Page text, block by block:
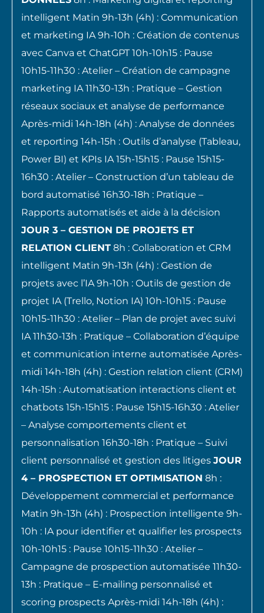
intelligent Matin 9h-13h (4h) : Communication
et marketing IA 9h-10h : Création de contenus
avec Canva et ChatGPT 10h-10h15 : Pause
10h15-11h30 : Atelier – Création de campagne
marketing IA 11h30-13h : Pratique – Gestion
réseaux sociaux et analyse de performance
Après-midi 14h-18h (4h) : Analyse de données
et reporting 14h-15h : Outils d’analyse (Tableau,
Power BI) et KPIs IA 15h-15h15 : Pause 15h15-
16h30 : Atelier – Construction d’un tableau de
bord automatisé 16h30-18h : Pratique –
Rapports automatisés et aide à la décision
JOUR 3 – GESTION DE PROJETS ET
RELATION CLIENT 8h : Collaboration et CRM
intelligent Matin 9h-13h (4h) : Gestion de
projets avec l’IA 9h-10h : Outils de gestion de
projet IA (Trello, Notion IA) 10h-10h15 : Pause
10h15-11h30 : Atelier – Plan de projet avec suivi
IA 11h30-13h : Pratique – Collaboration d’équipe
et communication interne automatisée Après-
midi 14h-18h (4h) : Gestion relation client (CRM)
14h-15h : Automatisation interactions client et
chatbots 15h-15h15 : Pause 15h15-16h30 : Atelier
– Analyse comportements client et
personnalisation 16h30-18h : Pratique – Suivi
client personnalisé et gestion des litiges JOUR
4 – PROSPECTION ET OPTIMISATION 8h :
Développement commercial et performance
Matin 9h-13h (4h) : Prospection intelligente 9h-
10h : IA pour identifier et qualifier les prospects
10h-10h15 : Pause 10h15-11h30 : Atelier –
Campagne de prospection automatisée 11h30-
13h : Pratique – E-mailing personnalisé et
scoring prospects Après-midi 14h-18h (4h) :